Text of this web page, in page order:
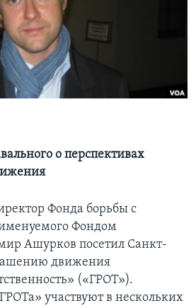
о перспективах
Фонда борьбы с
Фондом
Ашурков посетил Санкт-
движения
(«ГРОТ»).
участвуют в нескольких